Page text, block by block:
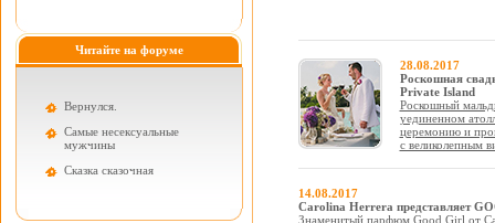
Читайте на форуме
Вернулся.
Самые несексуальные
мужчины
Cказка сказочная
28.08.2017
Роскошная
Private Island
Роскошный
уединенном
церемонию и
с великолепным
14.08.2017
Carolina Herrera представляет
Знаменитый парфюм Good Girl от